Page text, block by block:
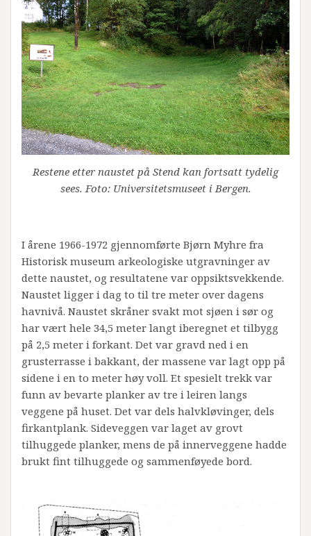
Restene etter naustet på Stend kan fortsatt tydelig
sees. Foto: Universitetsmuseet i Bergen.
I årene 1966-1972 gjennomførte Bjørn Myhre fra
Historisk museum arkeologiske utgravninger av
dette naustet, og resultatene var oppsiktsvekkende.
Naustet ligger i dag to til tre meter over dagens
havnivå. Naustet skråner svakt mot sjøen i sør og
har vært hele 34,5 meter langt iberegnet et tilbygg
på 2,5 meter i forkant. Det var gravd ned i en
grusterrasse i bakkant, der massene var lagt opp på
sidene i en to meter høy voll. Et spesielt trekk var
funn av bevarte planker av tre i leiren langs
veggene på huset. Det var dels halvkløvinger, dels
firkantplank. Sideveggen var laget av grovt
tilhuggede planker, mens de på innerveggene hadde
brukt fint tilhuggede og sammenføyede bord.